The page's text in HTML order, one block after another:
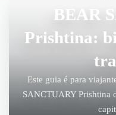
BEAR
Prishtina:
Este guia é para
SANCTUARY Prishtina